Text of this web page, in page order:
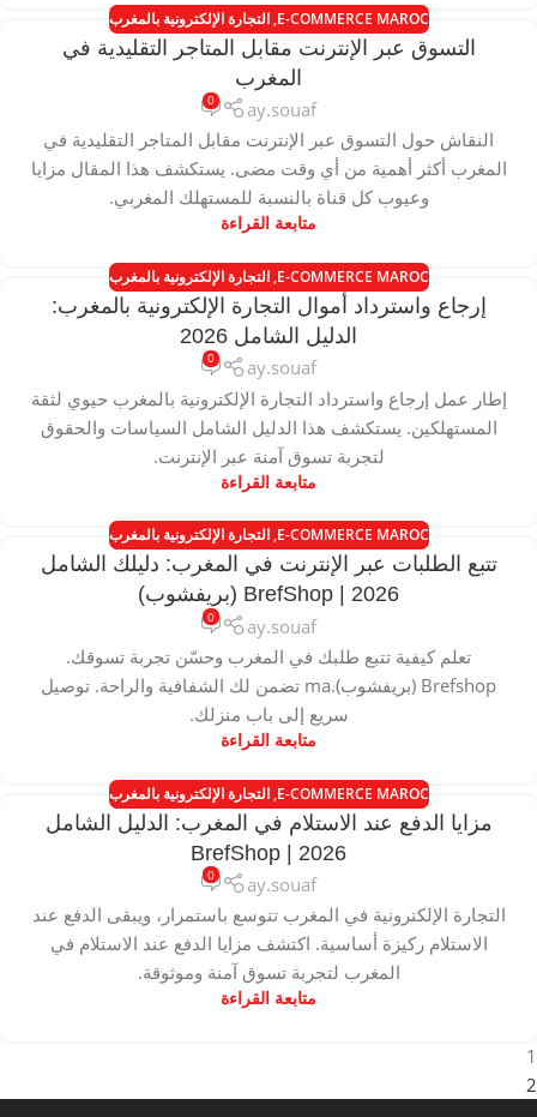
E-COMMERCE MAROC
,التجارة الإلكترونية بالمغرب
التسوق عبر الإنترنت مقابل المتاجر التقليدية في
المغرب
ay.souaf
0
النقاش حول التسوق عبر الإنترنت مقابل المتاجر التقليدية في
المغرب أكثر أهمية من أي وقت مضى. يستكشف هذا المقال مزايا
وعيوب كل قناة بالنسبة للمستهلك المغربي.
متابعة القراءة
E-COMMERCE MAROC
,التجارة الإلكترونية بالمغرب
إرجاع واسترداد أموال التجارة الإلكترونية بالمغرب:
الدليل الشامل 2026
ay.souaf
0
إطار عمل إرجاع واسترداد التجارة الإلكترونية بالمغرب حيوي لثقة
المستهلكين. يستكشف هذا الدليل الشامل السياسات والحقوق
لتجربة تسوق آمنة عبر الإنترنت.
متابعة القراءة
E-COMMERCE MAROC
,التجارة الإلكترونية بالمغرب
تتبع الطلبات عبر الإنترنت في المغرب: دليلك الشامل
2026 | BrefShop (بريفشوب)
ay.souaf
0
تعلم كيفية تتبع طلبك في المغرب وحسّن تجربة تسوقك.
Brefshop (بريفشوب).ma تضمن لك الشفافية والراحة. توصيل
سريع إلى باب منزلك.
متابعة القراءة
E-COMMERCE MAROC
,التجارة الإلكترونية بالمغرب
مزايا الدفع عند الاستلام في المغرب: الدليل الشامل
2026 | BrefShop
ay.souaf
0
التجارة الإلكترونية في المغرب تتوسع باستمرار، ويبقى الدفع عند
الاستلام ركيزة أساسية. اكتشف مزايا الدفع عند الاستلام في
المغرب لتجربة تسوق آمنة وموثوقة.
متابعة القراءة
1
2